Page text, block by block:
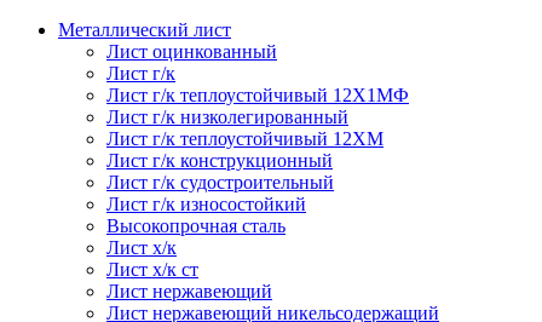
Металлический лист
Лист оцинкованный
Лист г/к
Лист г/к теплоустойчивый 12Х1МФ
Лист г/к низколегированный
Лист г/к теплоустойчивый 12ХМ
Лист г/к конструкционный
Лист г/к судостроительный
Лист г/к износостойкий
Высокопрочная сталь
Лист х/к
Лист х/к ст
Лист нержавеющий
Лист нержавеющий никельсодержащий